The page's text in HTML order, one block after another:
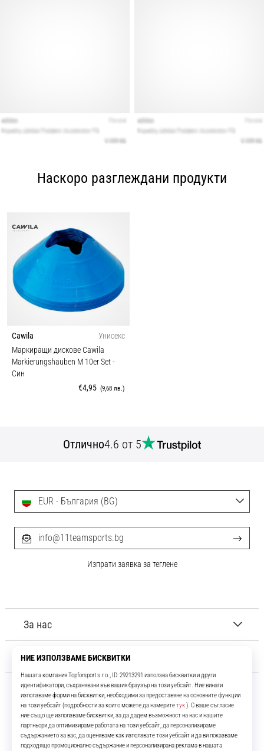
Наскоро разглеждани продукти
Cawila
Унисекс
Маркиращи дискове Cawila
Markierungshauben M 10er Set-
Син
€4,95 (9,68 лв.)
Отлично4.6 от 5
11teamsports.bg
Повече от 16 години ние сме ваши съотборници, представяйки ви
най-добрите и най-новите футболни продукти.
За нас
Обслужване на клиенти
EUR - България (BG)
info@11teamsports.bg
Изпрати заявка за теглене